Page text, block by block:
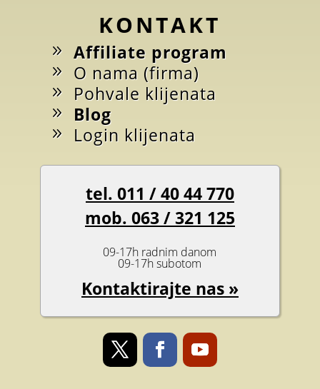
KONTAKT
Affiliate program
O nama (firma)
Pohvale klijenata
Blog
Login klijenata
tel. 011 / 40 44 770
mob. 063 / 321 125
09-17h radnim danom
09-17h subotom
Kontaktirajte nas »